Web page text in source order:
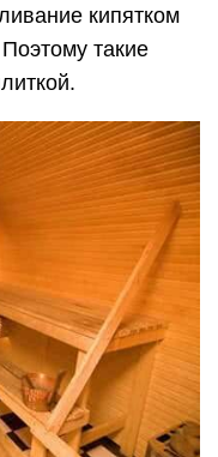
отопления,
полы
перерывам